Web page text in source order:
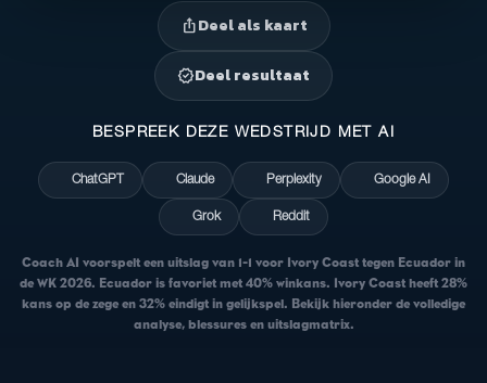
ios_shareDeel als kaart
verifiedDeel resultaat
BESPREEK DEZE WEDSTRIJD MET AI
ChatGPT Claude Perplexity Google AI
Grok Reddit
Coach AI voorspelt een uitslag van 1-1 voor Ivory Coast tegen Ecuador in
de WK 2026. Ecuador is favoriet met 40% winkans. Ivory Coast heeft 28%
kans op de zege en 32% eindigt in gelijkspel. Bekijk hieronder de volledige
analyse, blessures en uitslagmatrix.